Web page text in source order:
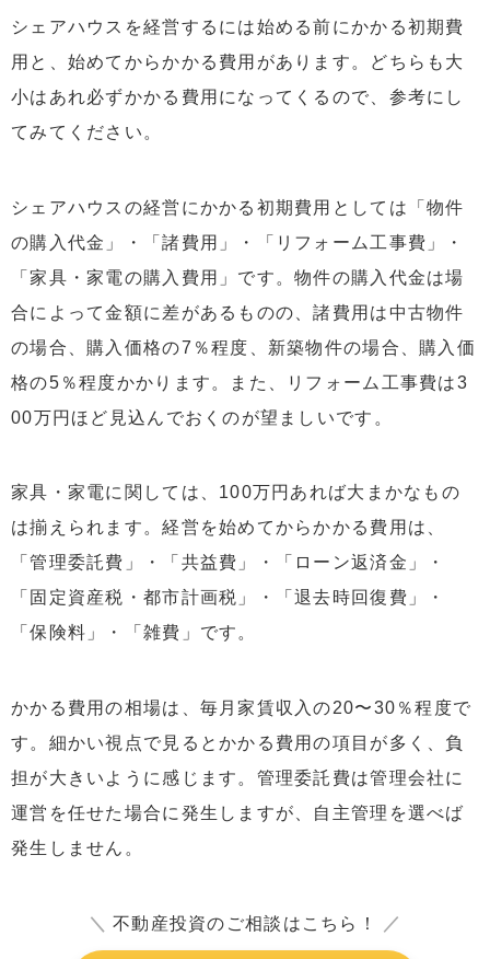
シェアハウスを経営するには始める前にかかる初期費
用と、始めてからかかる費用があります。どちらも大
小はあれ必ずかかる費用になってくるので、参考にし
てみてください。
シェアハウスの経営にかかる初期費用としては「物件
の購入代金」・「諸費用」・「リフォーム工事費」・
「家具・家電の購入費用」です。物件の購入代金は場
合によって金額に差があるものの、諸費用は中古物件
の場合、購入価格の7％程度、新築物件の場合、購入価
格の5％程度かかります。また、リフォーム工事費は3
00万円ほど見込んでおくのが望ましいです。
家具・家電に関しては、100万円あれば大まかなもの
は揃えられます。経営を始めてからかかる費用は、
「管理委託費」・「共益費」・「ローン返済金」・
「固定資産税・都市計画税」・「退去時回復費」・
「保険料」・「雑費」です。
かかる費用の相場は、毎月家賃収入の20〜30％程度で
す。細かい視点で見るとかかる費用の項目が多く、負
担が大きいように感じます。管理委託費は管理会社に
運営を任せた場合に発生しますが、自主管理を選べば
発生しません。
＼ 不動産投資のご相談はこちら！ ／